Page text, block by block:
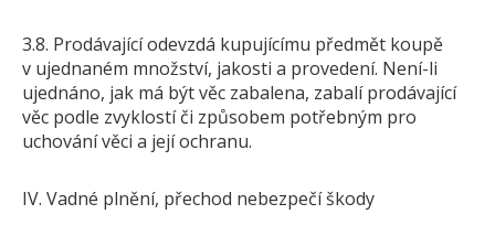
3.8. Prodávající odevzdá kupujícímu předmět koupě
v ujednaném množství, jakosti a provedení. Není-li
ujednáno, jak má být věc zabalena, zabalí prodávající
věc podle zvyklostí či způsobem potřebným pro
uchování věci a její ochranu.
IV. Vadné plnění, přechod nebezpečí škody